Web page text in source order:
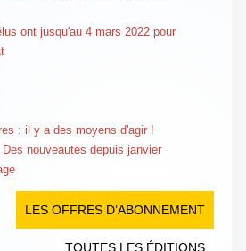
ont jusqu'au 4 mars 2022 pour
: il y a des moyens d'agir !
nouveautés depuis janvier
LES OFFRES D’ABONNEMENT
TOUTES LES ÉDITIONS